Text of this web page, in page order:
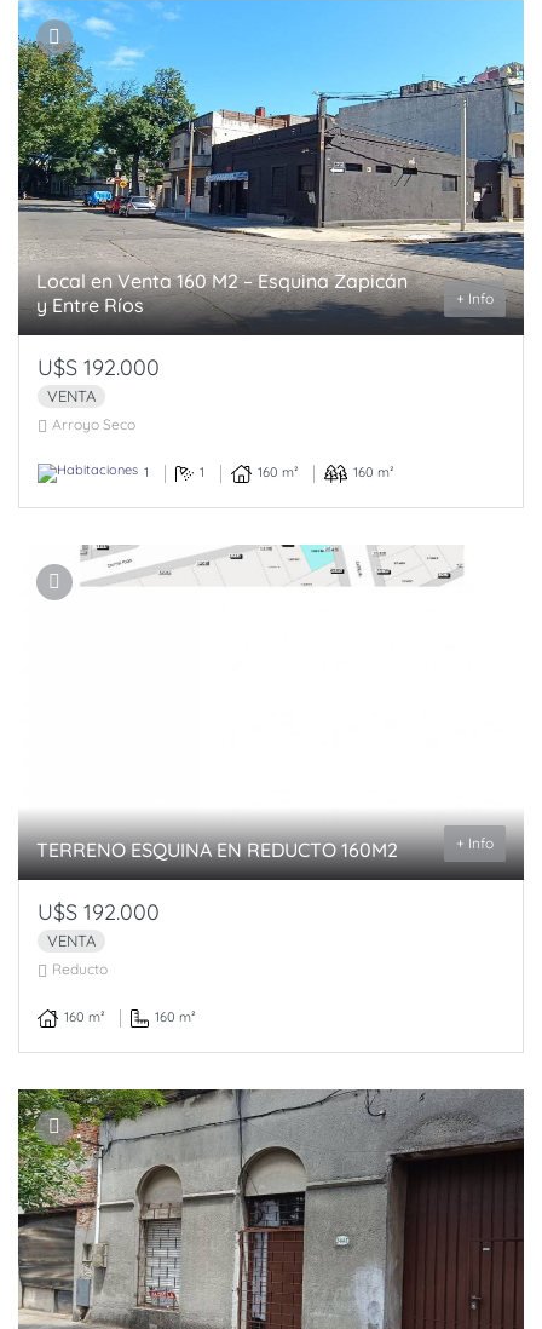
Local en Venta 160 M2 – Esquina Zapicán
y Entre Ríos
+ Info
U$S 192.000
VENTA
Arroyo Seco
1 1 160 m² 160 m²
TERRENO ESQUINA EN REDUCTO 160M2 + Info
U$S 192.000
VENTA
Reducto
160 m² 160 m²